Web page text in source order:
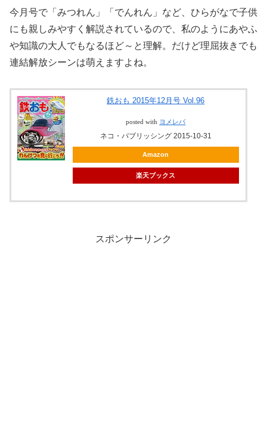
今月号で「みつれん」「でんれん」など、ひらがなで子供
にも親しみやすく解説されているので、私のようにあやふ
や知識の大人でもなるほど～と理解。だけど理屈抜きでも
連結解放シーンは萌えますよね。
鉄おも 2015年12月号 Vol.96
posted with ヨメレバ
ネコ・パブリッシング 2015-10-31
Amazon
楽天ブックス
スポンサーリンク